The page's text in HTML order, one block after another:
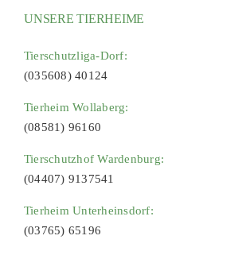
UNSERE TIERHEIME
Tierschutzliga-Dorf:
(035608) 40124
Tierheim Wollaberg:
(08581) 96160
Tierschutzhof Wardenburg:
(04407) 9137541
Tierheim Unterheinsdorf:
(03765) 65196